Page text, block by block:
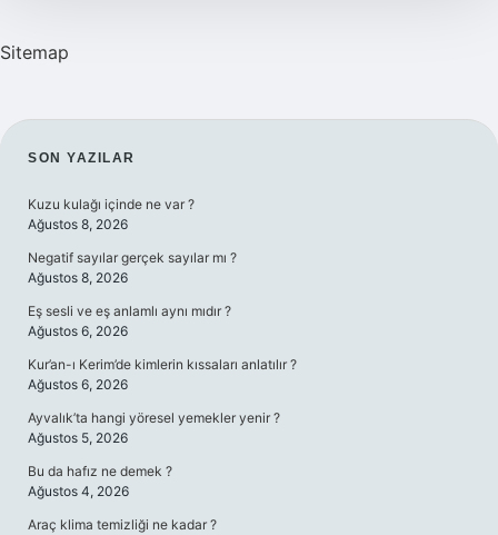
Sitemap
SIDEBAR
SON YAZILAR
Kuzu kulağı içinde ne var ?
Ağustos 8, 2026
Negatif sayılar gerçek sayılar mı ?
Ağustos 8, 2026
Eş sesli ve eş anlamlı aynı mıdır ?
Ağustos 6, 2026
Kur’an-ı Kerim’de kimlerin kıssaları anlatılır ?
Ağustos 6, 2026
Ayvalık’ta hangi yöresel yemekler yenir ?
Ağustos 5, 2026
Bu da hafız ne demek ?
Ağustos 4, 2026
Araç klima temizliği ne kadar ?